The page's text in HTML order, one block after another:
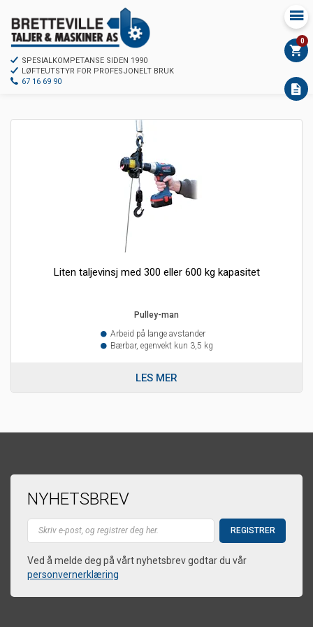
0
SPESIALKOMPETANSE SIDEN 1990
LØFTEUTSTYR FOR PROFESJONELT BRUK
67 16 69 90
Liten taljevinsj med 300 eller 600 kg kapasitet
Pulley-man
Arbeid på lange avstander
Bærbar, egenvekt kun 3,5 kg
LES MER
NYHETSBREV
Ved å melde deg på vårt nyhetsbrev godtar du vår
personvernerklæring